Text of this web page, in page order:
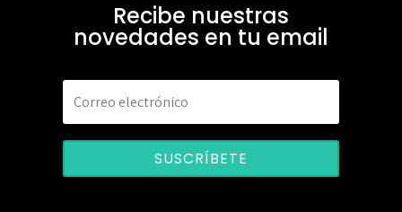
Recibe nuestras
novedades en tu email
SUSCRÍBETE